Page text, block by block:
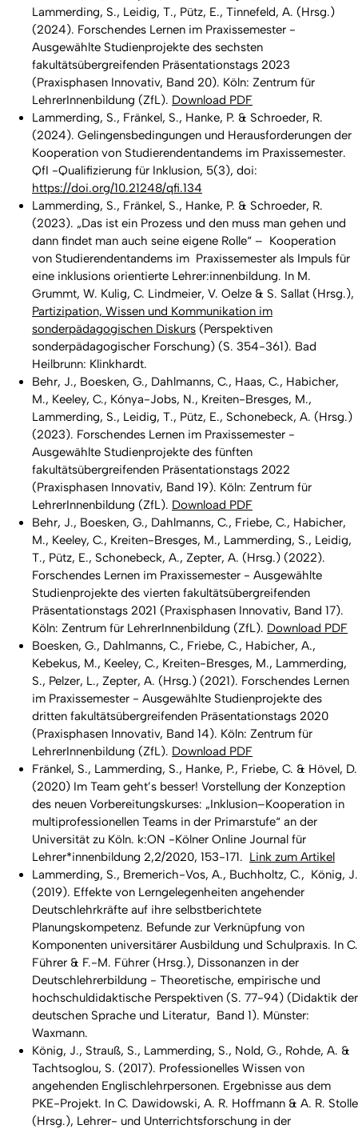
Lammerding, S., Leidig, T., Pütz, E., Tinnefeld, A. (Hrsg.)
(2024). Forschendes Lernen im Praxissemester -
Ausgewählte Studienprojekte des sechsten
fakultätsübergreifenden Präsentationstags 2023
(Praxisphasen Innovativ, Band 20). Köln: Zentrum für
LehrerInnenbildung (ZfL). Download PDF
Lammerding, S., Fränkel, S., Hanke, P. & Schroeder, R.
(2024). Gelingensbedingungen und Herausforderungen der
Kooperation von Studierendentandems im Praxissemester.
QfI -Qualifizierung für Inklusion, 5(3), doi:
https://doi.org/10.21248/qfi.134
Lammerding, S., Fränkel, S., Hanke, P. & Schroeder, R.
(2023). „Das ist ein Prozess und den muss man gehen und
dann findet man auch seine eigene Rolle“ – Kooperation
von Studierendentandems im Praxissemester als Impuls für
eine inklusions orientierte Lehrer:innenbildung. In M.
Grummt, W. Kulig, C. Lindmeier, V. Oelze & S. Sallat (Hrsg.),
Partizipation, Wissen und Kommunikation im
sonderpädagogischen Diskurs (Perspektiven
sonderpädagogischer Forschung) (S. 354-361). Bad
Heilbrunn: Klinkhardt.
Behr, J., Boesken, G., Dahlmanns, C., Haas, C., Habicher,
M., Keeley, C., Kónya-Jobs, N., Kreiten-Bresges, M.,
Lammerding, S., Leidig, T., Pütz, E., Schonebeck, A. (Hrsg.)
(2023). Forschendes Lernen im Praxissemester -
Ausgewählte Studienprojekte des fünften
fakultätsübergreifenden Präsentationstags 2022
(Praxisphasen Innovativ, Band 19). Köln: Zentrum für
LehrerInnenbildung (ZfL). Download PDF
Behr, J., Boesken, G., Dahlmanns, C., Friebe, C., Habicher,
M., Keeley, C., Kreiten-Bresges, M., Lammerding, S., Leidig,
T., Pütz, E., Schonebeck, A., Zepter, A. (Hrsg.) (2022).
Forschendes Lernen im Praxissemester - Ausgewählte
Studienprojekte des vierten fakultätsübergreifenden
Präsentationstags 2021 (Praxisphasen Innovativ, Band 17).
Köln: Zentrum für LehrerInnenbildung (ZfL). Download PDF
Boesken, G., Dahlmanns, C., Friebe, C., Habicher, A.,
Kebekus, M., Keeley, C., Kreiten-Bresges, M., Lammerding,
S., Pelzer, L., Zepter, A. (Hrsg.) (2021). Forschendes Lernen
im Praxissemester - Ausgewählte Studienprojekte des
dritten fakultätsübergreifenden Präsentationstags 2020
(Praxisphasen Innovativ, Band 14). Köln: Zentrum für
LehrerInnenbildung (ZfL). Download PDF
Fränkel, S., Lammerding, S., Hanke, P., Friebe, C. & Hövel, D.
(2020) Im Team geht’s besser! Vorstellung der Konzeption
des neuen Vorbereitungskurses: „Inklusion–Kooperation in
multiprofessionellen Teams in der Primarstufe“ an der
Universität zu Köln. k:ON -Kölner Online Journal für
Lehrer*innenbildung 2,2/2020, 153-171. Link zum Artikel
Lammerding, S., Bremerich-Vos, A., Buchholtz, C., König, J.
(2019). Effekte von Lerngelegenheiten angehender
Deutschlehrkräfte auf ihre selbstberichtete
Planungskompetenz. Befunde zur Verknüpfung von
Komponenten universitärer Ausbildung und Schulpraxis. In C.
Führer & F.-M. Führer (Hrsg.), Dissonanzen in der
Deutschlehrerbildung - Theoretische, empirische und
hochschuldidaktische Perspektiven (S. 77-94) (Didaktik der
deutschen Sprache und Literatur, Band 1). Münster:
Waxmann.
König, J., Strauß, S., Lammerding, S., Nold, G., Rohde, A. &
Tachtsoglou, S. (2017). Professionelles Wissen von
angehenden Englischlehrpersonen. Ergebnisse aus dem
PKE-Projekt. In C. Dawidowski, A. R. Hoffmann & A. R. Stolle
(Hrsg.), Lehrer- und Unterrichtsforschung in der